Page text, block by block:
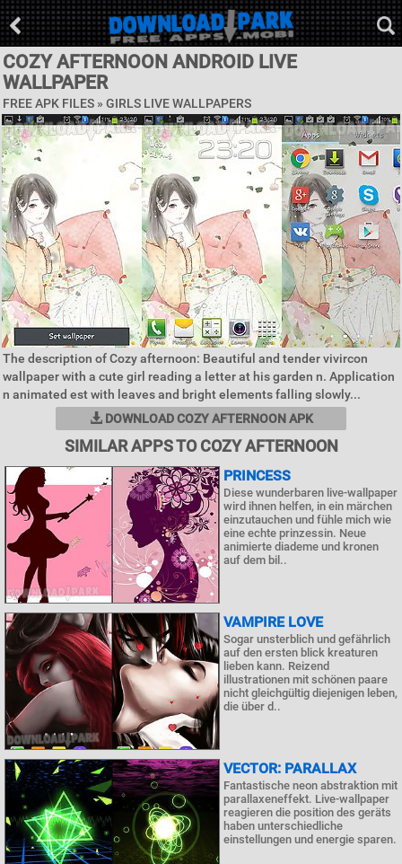
COZY AFTERNOON ANDROID LIVE
WALLPAPER
FREE APK FILES » GIRLS LIVE WALLPAPERS
The description of Cozy afternoon: Beautiful and tender vivircon
wallpaper with a cute girl reading a letter at his garden n. Application
n animated est with leaves and bright elements falling slowly...
DOWNLOAD COZY AFTERNOON APK
SIMILAR APPS TO COZY AFTERNOON
PRINCESS
Diese wunderbaren live-wallpaper
wird ihnen helfen, in ein märchen
einzutauchen und fühle mich wie
eine echte prinzessin. Neue
animierte diademe und kronen
auf dem bil..
VAMPIRE LOVE
Sogar unsterblich und gefährlich
auf den ersten blick kreaturen
lieben kann. Reizend
illustrationen mit schönen paare
nicht gleichgültig diejenigen leben,
die über d..
VECTOR: PARALLAX
Fantastische neon abstraktion mit
parallaxeneffekt. Live-wallpaper
reagieren die position des geräts
haben unterschiedliche
einstellungen und energie sparen.